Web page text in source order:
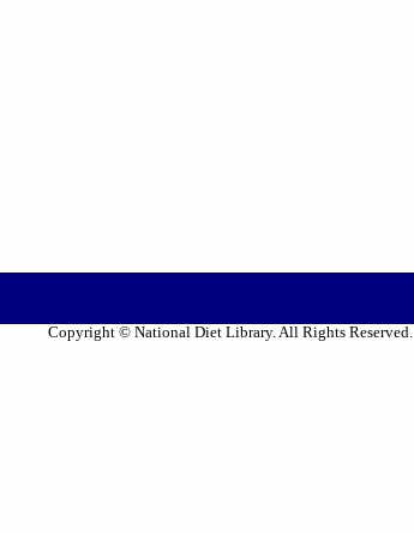
Copyright © National Diet Library. All Rights Reserved.